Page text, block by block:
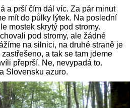
a prší čím dál víc. Za pár minut
mít do půlky lýtek. Na poslední
mostek skrytý pod stromy.
pod stromy, ale žádné
na silnici, na druhé straně je
a tak se tam jdeme
přeprší. Ne, nevypadá to.
Slovensku azuro.